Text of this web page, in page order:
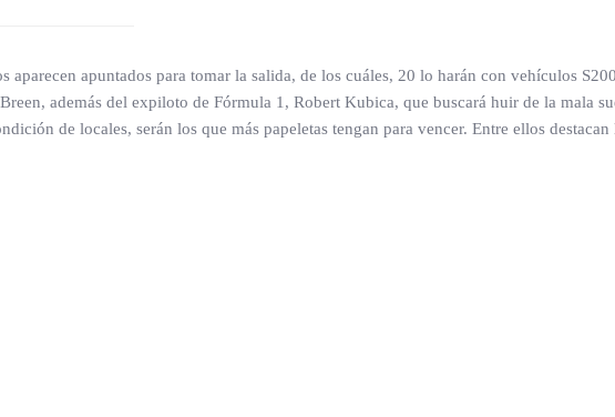
apuntados para tomar la salida, de los cuáles, 20 lo harán con vehículos
además del expiloto de Fórmula 1, Robert Kubica, que buscará huir de la mala
de locales, serán los que más papeletas tengan para vencer. Entre ellos